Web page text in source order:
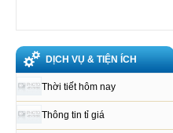
DỊCH VỤ & TIỆN ÍCH
Thời tiết hôm nay
Thông tin tỉ giá